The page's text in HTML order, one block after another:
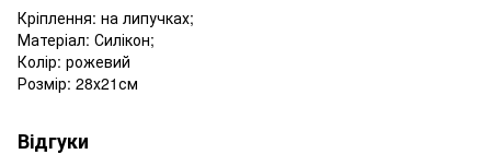
Кріплення: на липучках;
Матеріал: Силікон;
Колір: рожевий
Розмір: 28х21см
Відгуки